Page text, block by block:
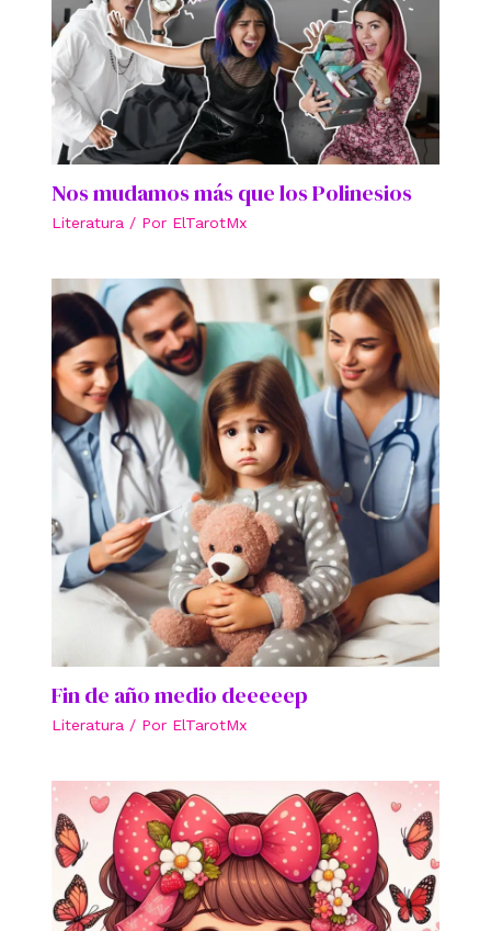
Nos mudamos más que los Polinesios
Literatura / Por ElTarotMx
Fin de año medio deeeeep
Literatura / Por ElTarotMx